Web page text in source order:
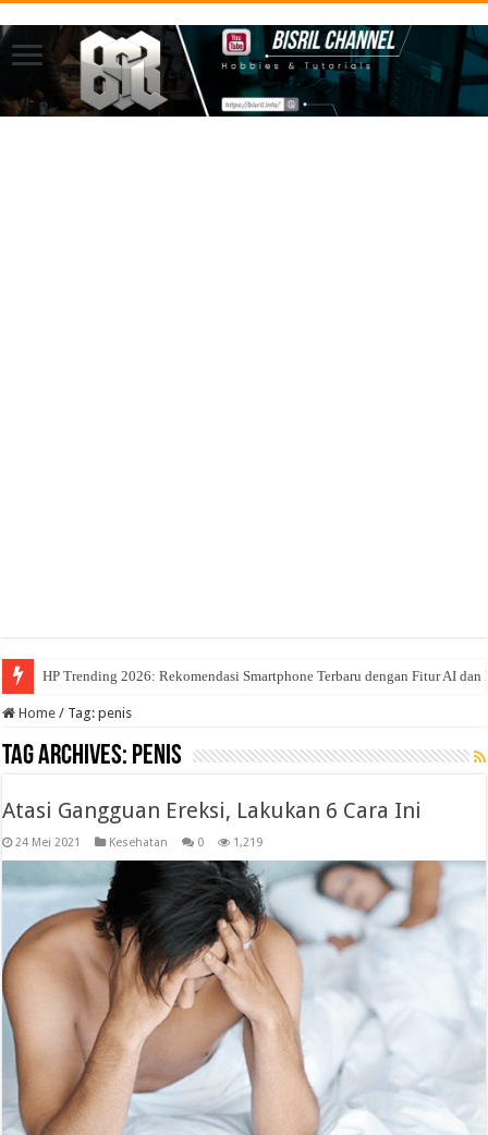
HP Trending 2026: Rekomendasi Smartphone Terbaru dengan Fitur AI dan
Home / Tag:penis
Tag Archives: penis
Atasi Gangguan Ereksi, Lakukan 6 Cara Ini
24 Mei 2021 Kesehatan 0 1,219